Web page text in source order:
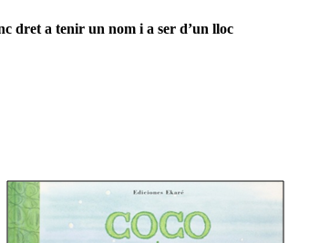
dret a tenir un nom i a ser d’un lloc